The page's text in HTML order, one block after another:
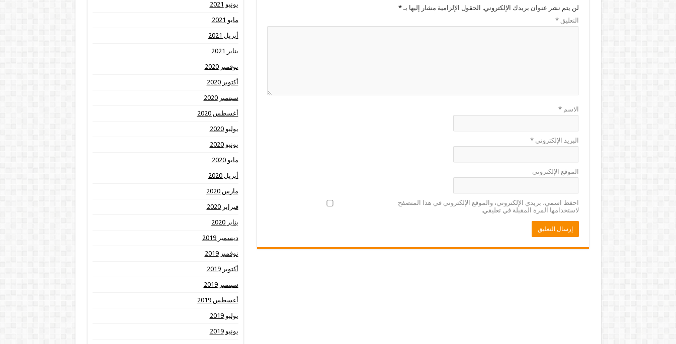
لن يتم نشر عنوان بريدك الإلكتروني. الحقول الإلزامية مشار إليها بـ*
التعليق*
الاسم*
البريد الإلكتروني*
الموقع الإلكتروني
احفظ اسمي، بريدي الإلكتروني، والموقع الإلكتروني في هذا المتصفح
لاستخدامها المرة المقبلة في تعليقي.
يونيو 2021
مايو 2021
أبريل 2021
يناير 2021
نوفمبر 2020
أكتوبر 2020
سبتمبر 2020
أغسطس 2020
يوليو 2020
يونيو 2020
مايو 2020
أبريل 2020
مارس 2020
فبراير 2020
يناير 2020
ديسمبر 2019
نوفمبر 2019
أكتوبر 2019
سبتمبر 2019
أغسطس 2019
يوليو 2019
يونيو 2019